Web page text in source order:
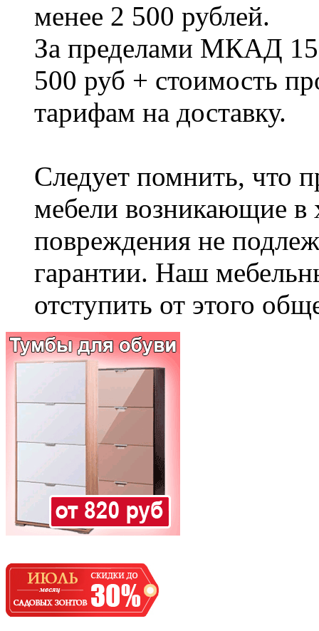
менее 2 500 рублей.
За пределами МКАД
500 руб + стоимость
тарифам на доставку.
Следует помнить, что
мебели возникающие в
повреждения не
гарантии. Наш
отступить от этого